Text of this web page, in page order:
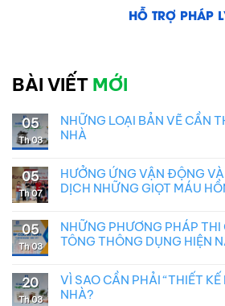
HỖ TRỢ PHÁP
BÀI VIẾT MỚI
05
Th 03
NHỮNG LOẠI BẢN VẼ CẦN
NHÀ
05
Th 07
HƯỞNG ỨNG VẬN ĐỘNG
DỊCH NHỮNG GIỌT MÁU
05
Th 03
NHỮNG PHƯƠNG PHÁP THI
TÔNG THÔNG DỤNG HIỆN
20
Th 03
VÌ SAO CẦN PHẢI “THIẾT
NHÀ?